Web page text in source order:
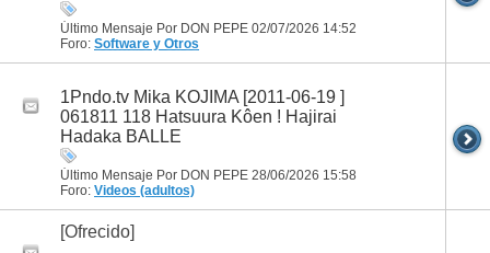
Último Mensaje Por DON PEPE 02/07/2026 14:52
Foro: Software y Otros
1Pndo.tv Mika KOJIMA [2011-06-19 ]
061811 118 Hatsuura Kôen ! Hajirai
Hadaka BALLE
Último Mensaje Por DON PEPE 28/06/2026 15:58
Foro: Videos (adultos)
[Ofrecido]